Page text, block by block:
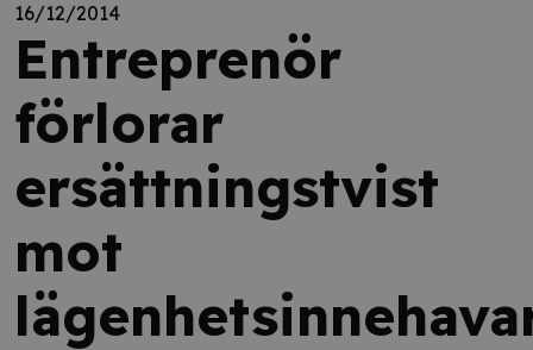
16/12/2014
Entreprenör
förlorar
ersättningstvist
mot